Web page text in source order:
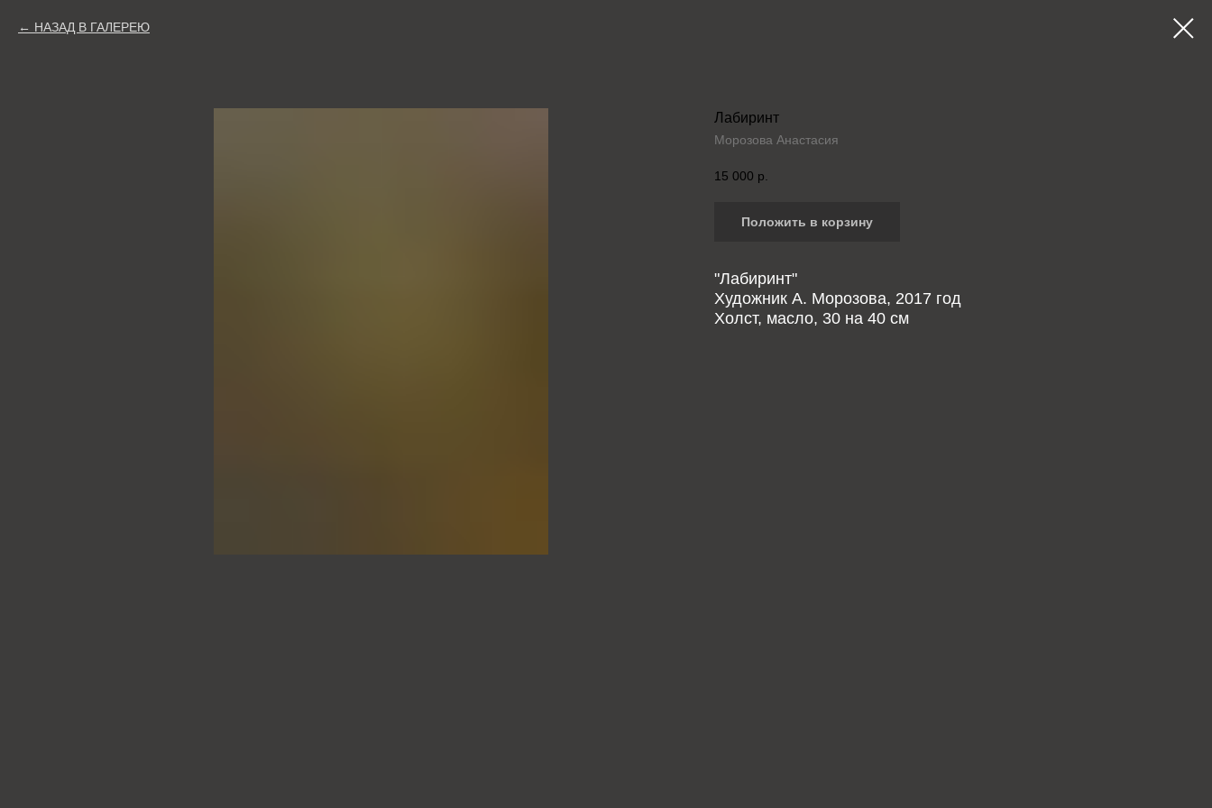
НАЗАД В ГАЛЕРЕЮ
Лабиринт
Морозова Анастасия
15 000 р.
Положить в корзину
"Лабиринт"
Художник А. Морозова, 2017 год
Холст, масло, 30 на 40 см